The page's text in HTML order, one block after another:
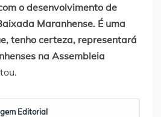
o desenvolvimento de
Maranhense. É uma
tenho certeza, representará
na Assembleia
Editorial